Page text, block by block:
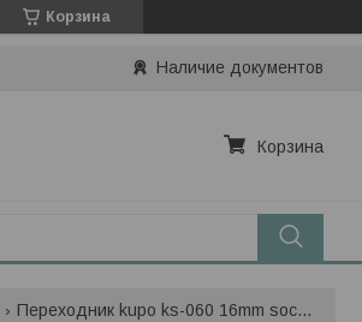
Корзина
Наличие документов
Корзина
Переходник kupo ks-060 16mm socket 1/4" thread